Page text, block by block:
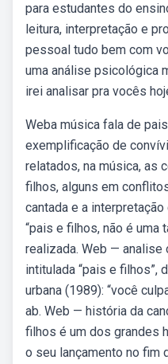
para estudantes do
leitura, interpretação e
pessoal tudo bem com
uma análise psicológica
irei analisar pra vocês
Weba música fala de
exemplificação de
relatados, na música, as
filhos, alguns em
cantada e a
“pais e filhos, não é
realizada. Web — analise
intitulada “pais e filhos”,
urbana (1989): “você
ab. Web — história da
filhos é um dos grandes
o seu lançamento no fim